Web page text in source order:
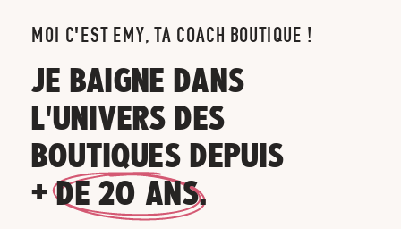
MOI C'EST EMY, TA COACH BOUTIQUE !
JE BAIGNE DANS
L'UNIVERS DES
BOUTIQUES DEPUIS
+ DE 20 ANS.